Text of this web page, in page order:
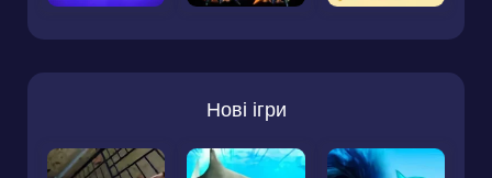
Нові ігри